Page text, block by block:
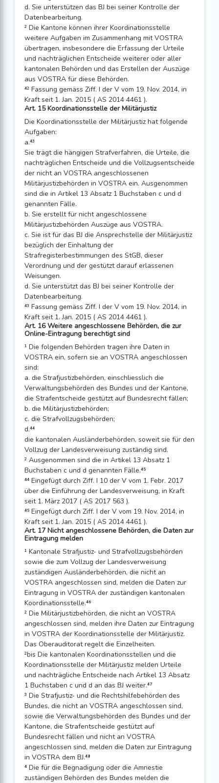
d. Sie unterstützen das BJ bei seiner Kontrolle der
Datenbearbeitung.
² Die Kantone können ihrer Koordinationsstelle
weitere Aufgaben im Zusammenhang mit VOSTRA
übertragen, insbesondere die Erfassung der Urteile
und nachträglichen Entscheide weiterer oder aller
kantonalen Behörden und das Erstellen der Auszüge
aus VOSTRA für diese Behörden.
⁴² Fassung gemäss Ziff. I der V vom 19. Nov. 2014, in
Kraft seit 1. Jan. 2015 ( AS 2014 4461 ).
Art. 15 Koordinationsstelle der Militärjustiz
Die Koordinationsstelle der Militärjustiz hat folgende
Aufgaben:
a.⁴³
Sie trägt die hängigen Strafverfahren, die Urteile, die
nachträglichen Entscheide und die Vollzugsentscheide
der nicht an VOSTRA angeschlossenen
Militärjustizbehörden in VOSTRA ein. Ausgenommen
sind die in Artikel 13 Absatz 1 Buchstaben c und d
genannten Fälle.
b. Sie erstellt für nicht angeschlossene
Militärjustizbehörden Auszüge aus VOSTRA.
c. Sie ist für das BJ die Ansprechstelle der Militärjustiz
bezüglich der Einhaltung der
Strafregisterbestimmungen des StGB, dieser
Verordnung und der gestützt darauf erlassenen
Weisungen.
d. Sie unterstützt das BJ bei seiner Kontrolle der
Datenbearbeitung.
⁴³ Fassung gemäss Ziff. I der V vom 19. Nov. 2014, in
Kraft seit 1. Jan. 2015 ( AS 2014 4461 ).
Art. 16 Weitere angeschlossene Behörden, die zur
Online-Eintragung berechtigt sind
¹ Die folgenden Behörden tragen ihre Daten in
VOSTRA ein, sofern sie an VOSTRA angeschlossen
sind:
a. die Strafjustizbehörden, einschliesslich die
Verwaltungsbehörden des Bundes und der Kantone,
die Strafentscheide gestützt auf Bundesrecht fällen;
b. die Militärjustizbehörden;
c. die Strafvollzugsbehörden;
d.⁴⁴
die kantonalen Ausländerbehörden, soweit sie für den
Vollzug der Landesverweisung zuständig sind.
² Ausgenommen sind die in Artikel 13 Absatz 1
Buchstaben c und d genannten Fälle.⁴⁵
⁴⁴ Eingefügt durch Ziff. I 10 der V vom 1. Febr. 2017
über die Einführung der Landes­verweisung, in Kraft
seit 1. März 2017 ( AS 2017 563 ).
⁴⁵ Eingefügt durch Ziff. I der V vom 19. Nov. 2014, in
Kraft seit 1. Jan. 2015 ( AS 2014 4461 ).
Art. 17 Nicht angeschlossene Behörden, die Daten zur
Eintragung melden
¹ Kantonale Strafjustiz- und Strafvollzugsbehörden
sowie die zum Vollzug der Landesverweisung
zuständigen Ausländerbehörden, die nicht an
VOSTRA angeschlossen sind, melden die Daten zur
Eintragung in VOSTRA der zuständigen kantonalen
Koordinationsstelle.⁴⁶
² Die Militärjustizbehörden, die nicht an VOSTRA
angeschlossen sind, melden ihre Daten zur Eintragung
in VOSTRA der Koordinationsstelle der Militärjustiz.
Das Oberauditorat regelt die Einzelheiten.
²bis Die kantonalen Koordinationsstellen und die
Koordinationsstelle der Militärjustiz melden Urteile
und nachträgliche Entscheide nach Artikel 13 Absatz
1 Buchstaben c und d an das BJ weiter.⁴⁷
³ Die Strafjustiz- und die Rechtshilfebehörden des
Bundes, die nicht an VOSTRA angeschlossen sind,
sowie die Verwaltungsbehörden des Bundes und der
Kantone, die Strafentscheide gestützt auf
Bundesrecht fällen und nicht an VOSTRA
angeschlossen sind, melden die Daten zur Eintragung
in VOSTRA dem BJ.⁴⁸
⁴ Die für die Begnadigung oder die Amnestie
zuständigen Behörden des Bundes melden die